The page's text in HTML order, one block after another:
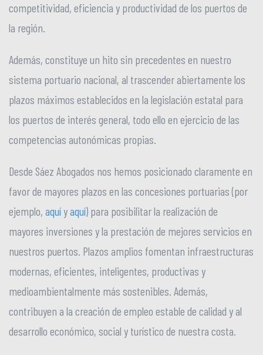
competitividad, eficiencia y productividad de los puertos de
la región.
Además, constituye un hito sin precedentes en nuestro
sistema portuario nacional, al trascender abiertamente los
plazos máximos establecidos en la legislación estatal para
los puertos de interés general, todo ello en ejercicio de las
competencias autonómicas propias.
Desde Sáez Abogados nos hemos posicionado claramente en
favor de mayores plazos en las concesiones portuarias (por
ejemplo, aquíyaquí) para posibilitar la realización de
mayores inversiones y la prestación de mejores servicios en
nuestros puertos. Plazos amplios fomentan infraestructuras
modernas, eficientes, inteligentes, productivas y
medioambientalmente más sostenibles. Además,
contribuyen a la creación de empleo estable de calidad y al
desarrollo económico, social y turístico de nuestra costa.